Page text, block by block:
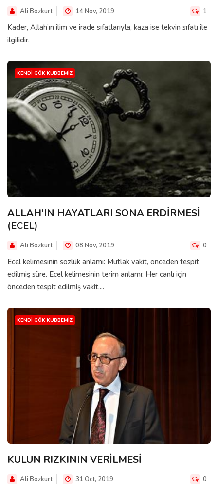
Ali Bozkurt 14 Nov, 2019 1
Kader, Allah’ın ilim ve irade sıfatlarıyla, kaza ise tekvin sıfatı ile
ilgilidir.
KENDI GÖK KUBBEMIZ
ALLAH'IN HAYATLARI SONA ERDİRMESİ
(ECEL)
Ali Bozkurt 08 Nov, 2019 0
Ecel kelimesinin sözlük anlamı: Mutlak vakit, önceden tespit
edilmiş süre. Ecel kelimesinin terim anlamı: Her canlı için
önceden tespit edilmiş vakit,...
KENDI GÖK KUBBEMIZ
KULUN RIZKININ VERİLMESİ
Ali Bozkurt 31 Oct, 2019 0